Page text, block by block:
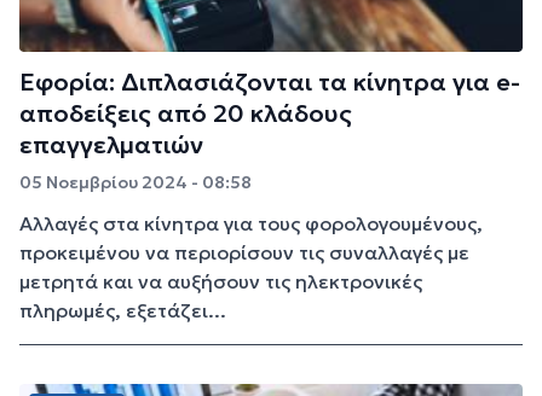
Εφορία: Διπλασιάζονται τα κίνητρα για e-
αποδείξεις από 20 κλάδους
επαγγελματιών
05 Νοεμβρίου 2024 - 08:58
Αλλαγές στα κίνητρα για τους φορολογουμένους,
προκειμένου να περιορίσουν τις συναλλαγές με
μετρητά και να αυξήσουν τις ηλεκτρονικές
πληρωμές, εξετάζει...